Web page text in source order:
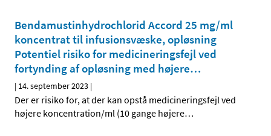
Bendamustinhydrochlorid Accord 25 mg/ml
koncentrat til infusionsvæske, opløsning
Potentiel risiko for medicineringsfejl ved
fortynding af opløsning med højere…
| 14. september 2023 |
Der er risiko for, at der kan opstå medicineringsfejl ved
højere koncentration/ml (10 gange højere…